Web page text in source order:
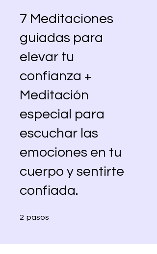
7 Meditaciones
guiadas para
elevar tu
confianza +
Meditación
especial para
escuchar las
emociones en tu
cuerpo y sentirte
confiada.
2 pasos